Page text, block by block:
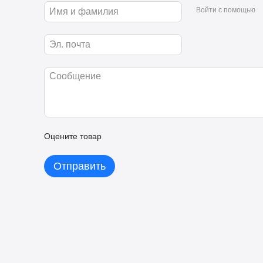
Общественные места (театры, торгово-развлекательные и
Характеристики модели PRESTIGIO DS TOTEM 43”
Фор-фактор дисплея: Portrait
Размер диагонали: 42.51” / пропорции 9:16 / IR: сенсорная
Разрешение: 1080x1920
Угол обзора: H178°/V178°
WINDOWS PC: Intel Core i5 / DDR3 4GB / 500GB HDD / WiFi /
Операционная система: OS Windows 10 IoT
Войти с помощью
Оцените товар
Отправить